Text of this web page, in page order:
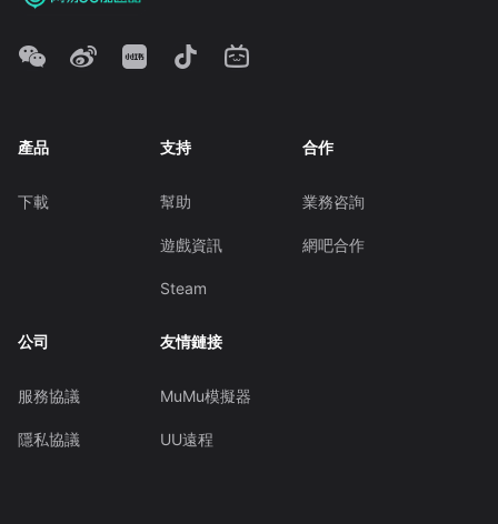
產品
下載
支持
幫助
遊戲資訊
Steam
合作
業務咨詢
網吧合作
公司
服務協議
隱私協議
友情鏈接
MuMu模擬器
UU遠程